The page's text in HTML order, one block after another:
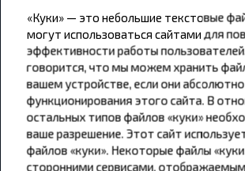
Подписаться
«Куки» — это небольшие текстовые
могут использоваться сайтами для
эффективности работы
говорится, что мы можем хранить
вашем устройстве, если они
функционирования этого сайта. В
остальных типов файлов «куки»
ваше разрешение. Этот сайт
файлов «куки». Некоторые файлы
сторонними сервисами,